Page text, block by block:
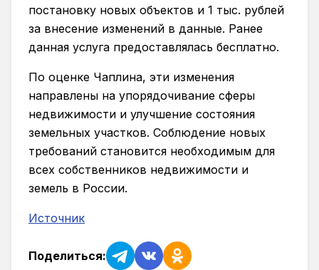
постановку новых объектов и 1 тыс. рублей
за внесение изменений в данные. Ранее
данная услуга предоставлялась бесплатно.
По оценке Чаплина, эти изменения
направлены на упорядочивание сферы
недвижимости и улучшение состояния
земельных участков. Соблюдение новых
требований становится необходимым для
всех собственников недвижимости и
земель в России.
Источник
Поделиться: